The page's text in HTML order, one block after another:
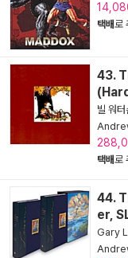
택배로
43.
빌 워터
택배로
44.
er,
Gary